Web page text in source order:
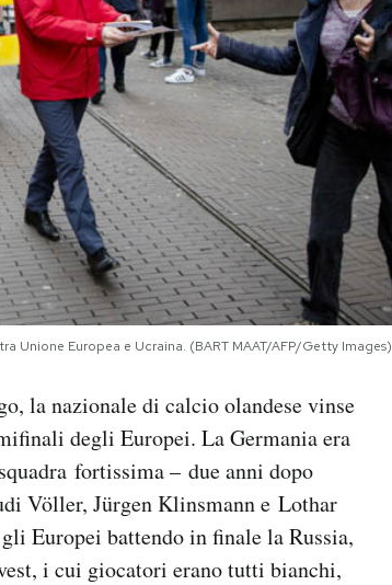
Europea e Ucraina. (BART MAAT/AFP/Getty Images)
la nazionale di calcio olandese vinse
degli Europei. La Germania era
fortissima – due anni dopo
Völler, Jürgen Klinsmann e Lothar
Europei battendo in finale la Russia,
i cui giocatori erano tutti bianchi,